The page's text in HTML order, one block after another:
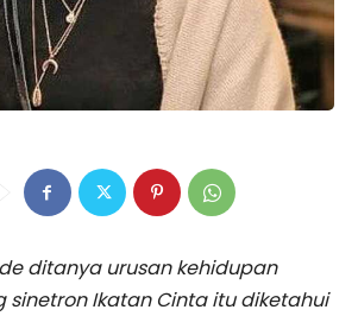
ditanya urusan kehidupan
sinetron Ikatan Cinta itu diketahui